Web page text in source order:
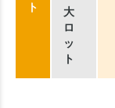
ト
大
ロ
ッ
ト